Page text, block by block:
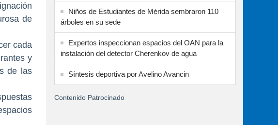
de
cada
y
de las
Niños de Estudiantes de Mérida sembraron 110
árboles en su sede
Expertos inspeccionan espacios del OAN para la
instalación del detector Cherenkov de agua
Síntesis deportiva por Avelino Avancin
Contenido Patrocinado